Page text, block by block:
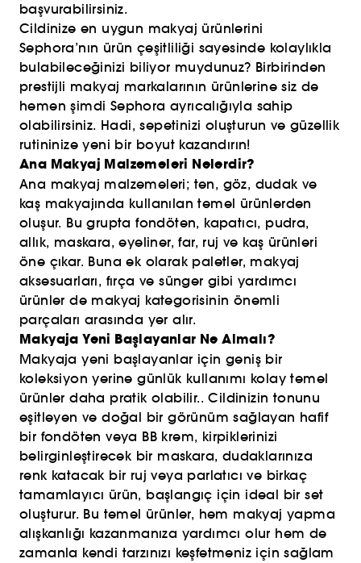
başvurabilirsiniz.
Cildinize en uygun makyaj ürünlerini
Sephora’nın ürün çeşitliliği sayesinde kolaylıkla
bulabileceğinizi biliyor muydunuz? Birbirinden
prestijli makyaj markalarının ürünlerine siz de
hemen şimdi Sephora ayrıcalığıyla sahip
olabilirsiniz. Hadi, sepetinizi oluşturun ve güzellik
rutininize yeni bir boyut kazandırın!
Ana Makyaj Malzemeleri Nelerdir?
Ana makyaj malzemeleri; ten, göz, dudak ve
kaş makyajında kullanılan temel ürünlerden
oluşur. Bu grupta fondöten, kapatıcı, pudra,
allık, maskara, eyeliner, far, ruj ve kaş ürünleri
öne çıkar. Buna ek olarak paletler, makyaj
aksesuarları, fırça ve sünger gibi yardımcı
ürünler de makyaj kategorisinin önemli
parçaları arasında yer alır.
Makyaja Yeni Başlayanlar Ne Almalı?
Makyaja yeni başlayanlar için geniş bir
koleksiyon yerine günlük kullanımı kolay temel
ürünler daha pratik olabilir.. Cildinizin tonunu
eşitleyen ve doğal bir görünüm sağlayan hafif
bir fondöten veya BB krem, kirpiklerinizi
belirginleştirecek bir maskara, dudaklarınıza
renk katacak bir ruj veya parlatıcı ve birkaç
tamamlayıcı ürün, başlangıç için ideal bir set
oluşturur. Bu temel ürünler, hem makyaj yapma
alışkanlığı kazanmanıza yardımcı olur hem de
zamanla kendi tarzınızı keşfetmeniz için sağlam